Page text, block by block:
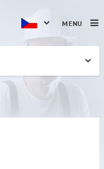
MENU